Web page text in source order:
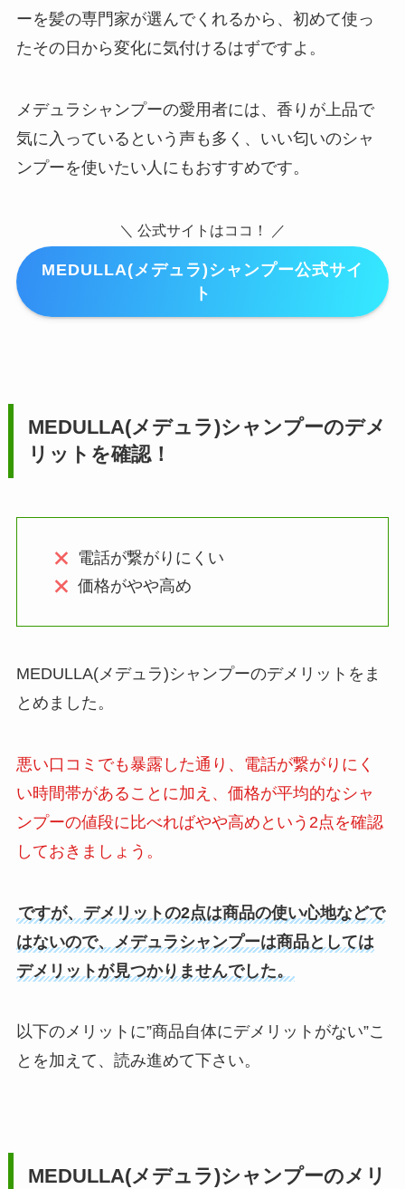
ーを髪の専門家が選んでくれるから、初めて使っ
たその日から変化に気付けるはずですよ。
メデュラシャンプーの愛用者には、香りが上品で
気に入っているという声も多く、いい匂いのシャ
ンプーを使いたい人にもおすすめです。
＼ 公式サイトはココ！ ／
MEDULLA(メデュラ)シャンプー公式サイ
ト
MEDULLA(メデュラ)シャンプーのデメ
リットを確認！
電話が繋がりにくい
価格がやや高め
MEDULLA(メデュラ)シャンプーのデメリットをま
とめました。
悪い口コミでも暴露した通り、電話が繋がりにく
い時間帯があることに加え、価格が平均的なシャ
ンプーの値段に比べればやや高めという2点を確認
しておきましょう。
ですが、デメリットの2点は商品の使い心地などで
はないので、メデュラシャンプーは商品としては
デメリットが見つかりませんでした。
以下のメリットに”商品自体にデメリットがない”こ
とを加えて、読み進めて下さい。
MEDULLA(メデュラ)シャンプーのメリ